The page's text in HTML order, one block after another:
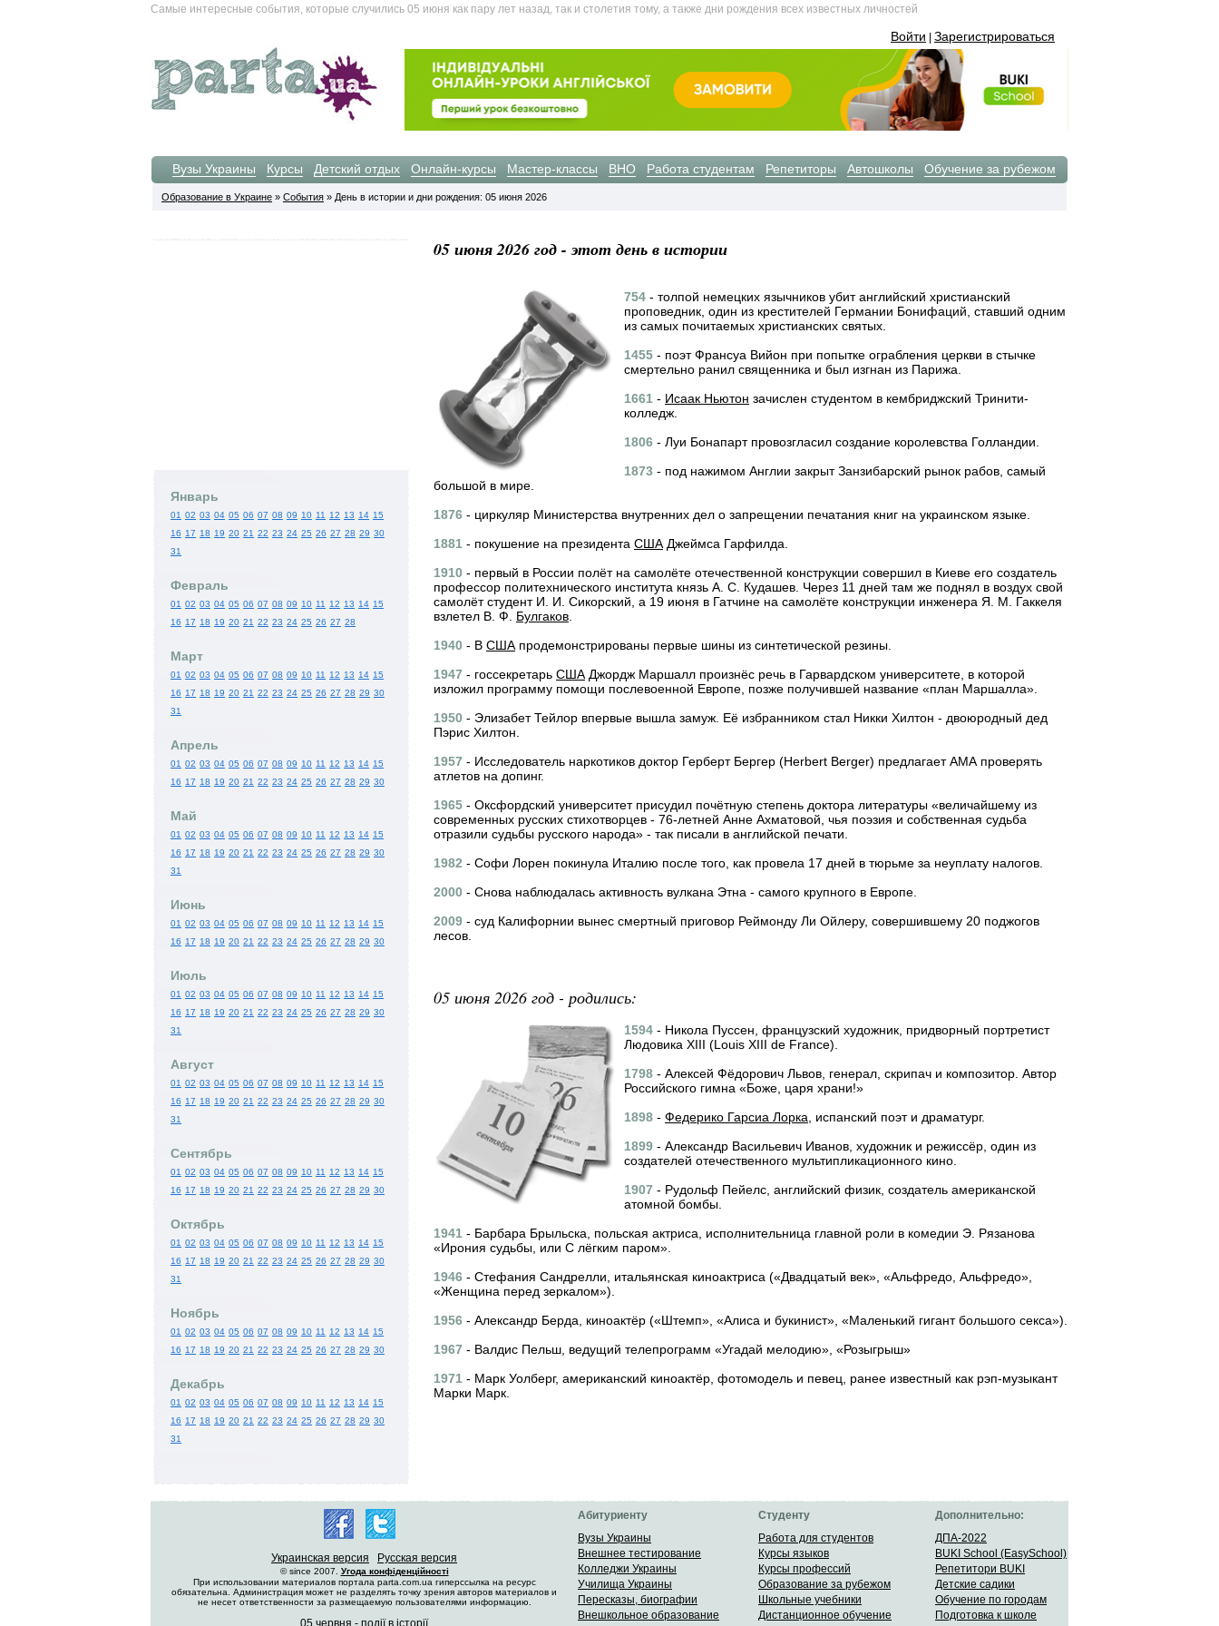
Самые интересные события, которые случились 05 июня как пару лет назад, так и столетия тому, а также дни рождения всех известных личностей
Войти Зарегистрироваться
Вузы Украины Курсы Детский отдых Онлайн-курсы Мастер-классы ВНО Работа студентам Репетиторы Автошколы Обучение за рубежом
Образование в Украине » События » День в истории и дни рождения: 05 июня 2026
05 июня 2026 год - этот день в истории
754 - толпой немецких язычников убит английский христианский
проповедник, один из крестителей Германии Бонифаций, ставший одним
из самых почитаемых христианских святых.
1455 - поэт Франсуа Вийон при попытке ограбления церкви в стычке
смертельно ранил священника и был изгнан из Парижа.
1661 - Исаак Ньютон зачислен студентом в кембриджский Тринити-
колледж.
1806 - Луи Бонапарт провозгласил создание королевства Голландии.
1873 - под нажимом Англии закрыт Занзибарский рынок рабов, самый
большой в мире.
1876 - циркуляр Министерства внутренних дел о запрещении печатания книг на украинском языке.
1881 - покушение на президента США Джеймса Гарфилда.
1910 - первый в России полёт на самолёте отечественной конструкции совершил в Киеве его создатель
профессор политехнического института князь А. С. Кудашев. Через 11 дней там же поднял в воздух свой
самолёт студент И. И. Сикорский, а 19 июня в Гатчине на самолёте конструкции инженера Я. М. Гаккеля
взлетел В. Ф. Булгаков
1940 - В США продемонстрированы первые шины из синтетической резины.
1947 - госсекретарь США Джордж Маршалл произнёс речь в Гарвардском университете, в которой
изложил программу помощи послевоенной Европе, позже получившей название «план Маршалла».
1950 - Элизабет Тейлор впервые вышла замуж. Её избранником стал Никки Хилтон - двоюродный дед
Пэрис Хилтон.
1957 - Исследователь наркотиков доктор Герберт Бергер (Herbert Berger) предлагает АМА проверять
атлетов на допинг.
1965 - Оксфордский университет присудил почётную степень доктора литературы «величайшему из
современных русских стихотворцев - 76-летней Анне Ахматовой, чья поэзия и собственная судьба
отразили судьбы русского народа» - так писали в английской печати.
1982 - Софи Лорен покинула Италию после того, как провела 17 дней в тюрьме за неуплату налогов.
2000 - Снова наблюдалась активность вулкана Этна - самого крупного в Европе.
2009 - суд Калифорнии вынес смертный приговор Реймонду Ли Ойлеру, совершившему 20 поджогов
лесов.
05 июня 2026 год - родились:
1594 - Никола Пуссен, французский художник, придворный портретист
Людовика XIII (Louis XIII de France).
1798 - Алексей Фёдорович Львов, генерал, скрипач и композитор. Автор
Российского гимна «Боже, царя храни!»
1898 - Федерико Гарсиа Лорка , испанский поэт и драматург.
1899 - Александр Васильевич Иванов, художник и режиссёр, один из
создателей отечественного мультипликационного кино.
1907 - Рудольф Пейелс, английский физик, создатель американской
атомной бомбы.
1941 - Барбара Брыльска, польская актриса, исполнительница главной роли в комедии Э. Рязанова
«Ирония судьбы, или С лёгким паром».
1946 - Стефания Сандрелли, итальянская киноактриса («Двадцатый век», «Альфредо, Альфредо»,
«Женщина перед зеркалом»).
1956 - Александр Берда, киноактёр («Штемп», «Алиса и букинист», «Маленький гигант большого секса»).
1967 - Валдис Пельш, ведущий телепрограмм «Угадай мелодию», «Розыгрыш»
1971 - Марк Уолберг, американский киноактёр, фотомодель и певец, ранее известный как рэп-музыкант
Марки Марк.
Январь
01 02 03 04 05 06 07 08 09 10 11 12 13 14 15
16 17 18 19 20 21 22 23 24 25 26 27 28 29 30
31
Февраль
01 02 03 04 05 06 07 08 09 10 11 12 13 14 15
16 17 18 19 20 21 22 23 24 25 26 27 28
Март
01 02 03 04 05 06 07 08 09 10 11 12 13 14 15
16 17 18 19 20 21 22 23 24 25 26 27 28 29 30
31
Апрель
01 02 03 04 05 06 07 08 09 10 11 12 13 14 15
16 17 18 19 20 21 22 23 24 25 26 27 28 29 30
Май
01 02 03 04 05 06 07 08 09 10 11 12 13 14 15
16 17 18 19 20 21 22 23 24 25 26 27 28 29 30
31
Июнь
01 02 03 04 05 06 07 08 09 10 11 12 13 14 15
16 17 18 19 20 21 22 23 24 25 26 27 28 29 30
Июль
01 02 03 04 05 06 07 08 09 10 11 12 13 14 15
16 17 18 19 20 21 22 23 24 25 26 27 28 29 30
31
Август
01 02 03 04 05 06 07 08 09 10 11 12 13 14 15
16 17 18 19 20 21 22 23 24 25 26 27 28 29 30
31
Сентябрь
01 02 03 04 05 06 07 08 09 10 11 12 13 14 15
16 17 18 19 20 21 22 23 24 25 26 27 28 29 30
Октябрь
01 02 03 04 05 06 07 08 09 10 11 12 13 14 15
16 17 18 19 20 21 22 23 24 25 26 27 28 29 30
31
Ноябрь
01 02 03 04 05 06 07 08 09 10 11 12 13 14 15
16 17 18 19 20 21 22 23 24 25 26 27 28 29 30
Декабрь
01 02 03 04 05 06 07 08 09 10 11 12 13 14 15
16 17 18 19 20 21 22 23 24 25 26 27 28 29 30
31
Украинская версия Русская версия
© since 2007. Угода конфіденційності
При использовании материалов портала parta.com.ua гиперссылка на ресурс
обязательна. Администрация может не разделять точку зрения авторов материалов и
не несет ответственности за размещаемую пользователями информацию.
05 червня - події в історії
Абитуриенту
Вузы Украины
Внешнее тестирование
Колледжи Украины
Училища Украины
Пересказы, биографии
Внешкольное образование
Студенту
Работа для студентов
Курсы языков
Курсы профессий
Образование за рубежом
Школьные учебники
Дистанционное обучение
Дополнительно:
ДПА-2022
BUKI School (EasySchool)
Репетитори BUKI
Детские садики
Обучение по городам
Подготовка к школе